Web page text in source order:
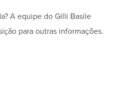
A equipe do Gilli Basile
para outras informações.